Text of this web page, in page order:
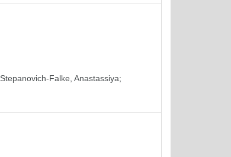
Stepanovich-Falke, Anastassiya;